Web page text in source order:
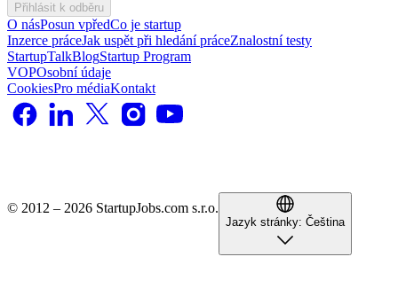
Přihlásit k odběru
O násPosun vpředCo je startup
Inzerce práceJak uspět při hledání práceZnalostní testy
StartupTalkBlogStartup Program
VOPOsobní údaje
CookiesPro médiaKontakt
© 2012 – 2026 StartupJobs.com s.r.o.
Jazyk stránky: Čeština